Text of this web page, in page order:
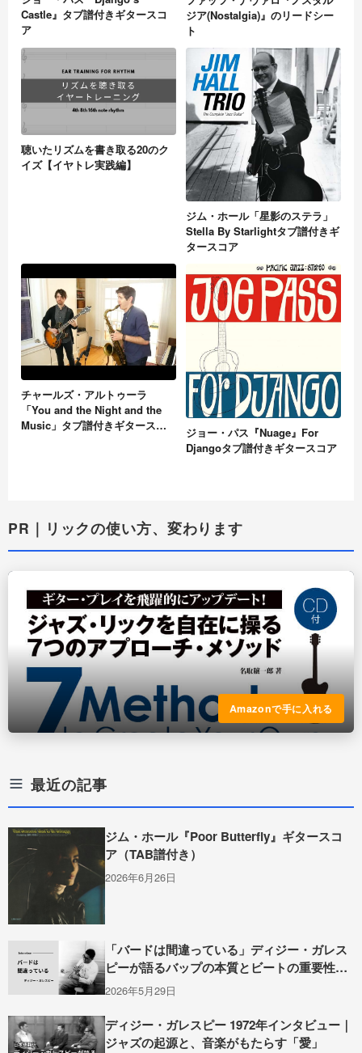
Castle』タブ譜付きギタースコ
ア
ジア(Nostalgia)』のリードシー
ト
聴いたリズムを書き取る20のク
イズ【イヤトレ実践編】
ジム・ホール「星影のステラ」
Stella By Starlightタブ譜付きギ
タースコア
チャールズ・アルトゥーラ
「You and the Night and the
Music」タブ譜付きギタースコ
ジョー・パス『Nuage』For
Djangoタブ譜付きギタースコア
PR｜リックの使い方、変わります
Amazonで手に入れる
最近の記事
ジム・ホール『Poor Butterfly』ギタースコ
ア（TAB譜付き）
2026年6月26日
「バードは間違っている」ディジー・ガレス
ピーが語るバップの本質とビートの重要性
（1949年インタビュー）
2026年5月29日
ディジー・ガレスピー 1972年インタビュー｜
ジャズの起源と、音楽がもたらす「愛」